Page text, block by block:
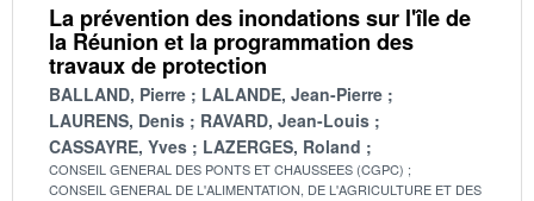
La prévention des inondations sur l'île de
la Réunion et la programmation des
travaux de protection
BALLAND, Pierre
LALANDE, Jean-Pierre
LAURENS, Denis
RAVARD, Jean-Louis
CASSAYRE, Yves
LAZERGES, Roland
CONSEIL GENERAL DES PONTS ET CHAUSSEES (CGPC)
CONSEIL GENERAL DE L'ALIMENTATION, DE L'AGRICULTURE ET DES